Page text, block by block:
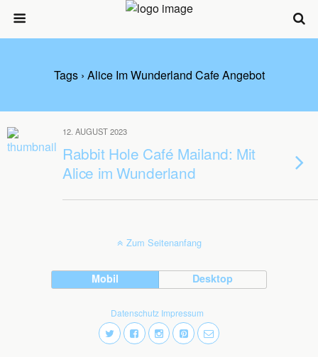
Tags › Alice Im Wunderland Cafe Angebot
12. AUGUST 2023
Rabbit Hole Café Mailand: Mit
Alice im Wunderland
Zum Seitenanfang
Mobil Desktop
Datenschutz Impressum